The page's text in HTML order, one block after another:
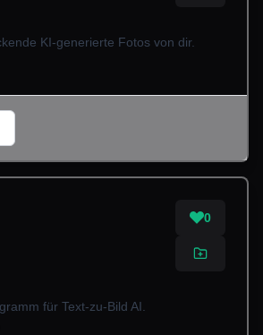
KI-generierte Fotos von dir.
0
für Text-zu-Bild AI.